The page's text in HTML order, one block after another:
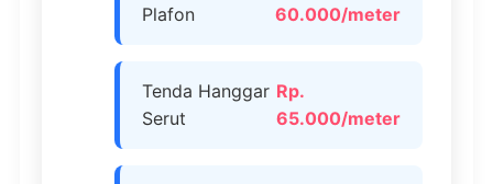
Plafon
60.000/meter
Tenda Hanggar
Serut
Rp.
65.000/meter